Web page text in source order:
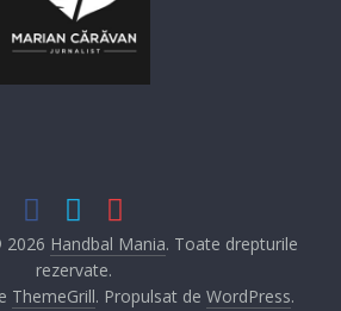
2026 Handbal Mania. Toate drepturile
rezervate.
ThemeGrill. Propulsat de WordPress.